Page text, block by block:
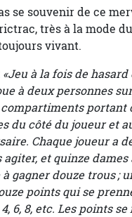
se souvenir de ce
très à la mode
vivant.
«Jeu à la fois de hasard
à deux personnes
portant
du côté du joueur et
Chaque joueur a
et quinze dames
gagner douze trous ;
points qui se
6, 8, etc. Les points